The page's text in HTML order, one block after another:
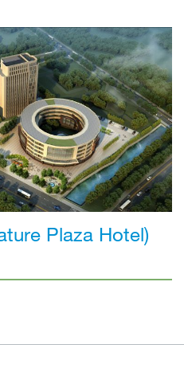
Plaza Hotel)